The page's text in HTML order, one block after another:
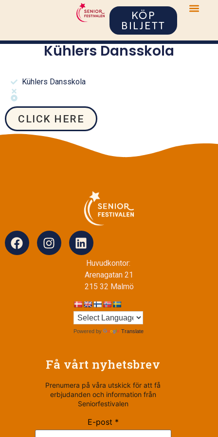
KÖP
BILJETT
Kühlers Dansskola
Kühlers Dansskola
CLICK HERE
Huvudkontor:
Arenagatan 21
215 32 Malmö
Powered by Translate
Få vårt nyhetsbrev
Prenumera på våra utskick för att få
erbjudanden och information från
Seniorfestivalen
E-post *